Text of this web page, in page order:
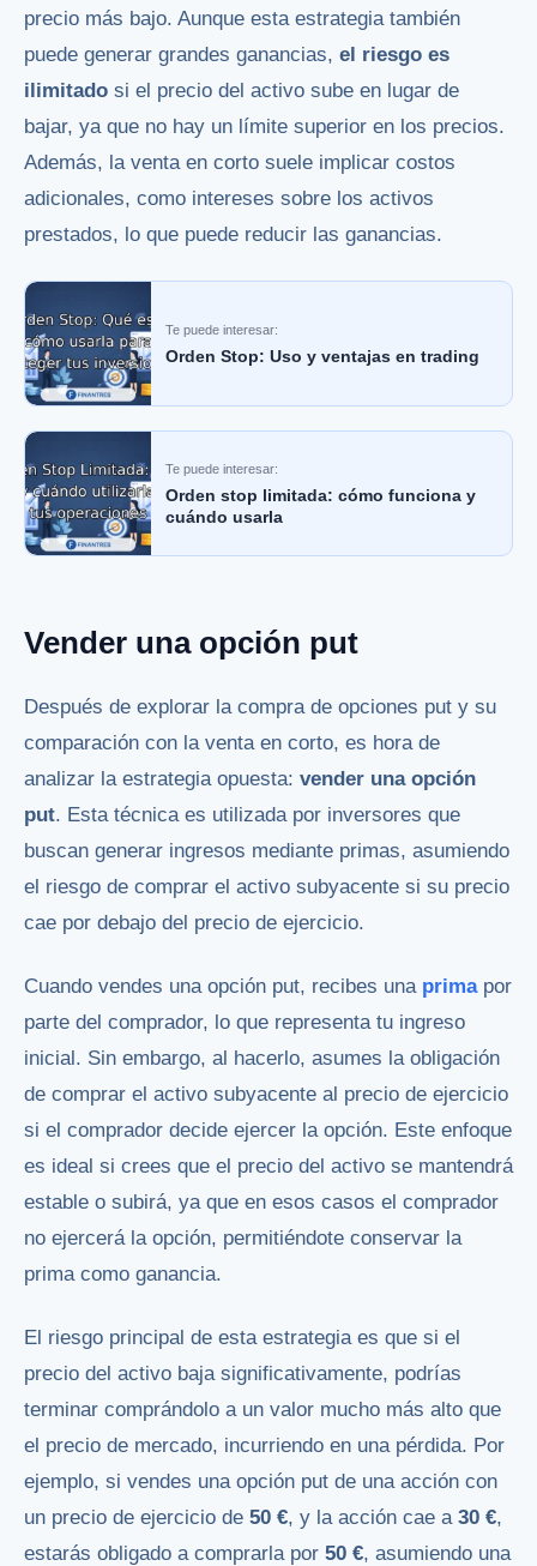
precio más bajo. Aunque esta estrategia también
puede generar grandes ganancias, el riesgo es
ilimitado si el precio del activo sube en lugar de
bajar, ya que no hay un límite superior en los precios.
Además, la venta en corto suele implicar costos
adicionales, como intereses sobre los activos
prestados, lo que puede reducir las ganancias.
Te puede interesar:
Orden Stop: Uso y ventajas en trading
Te puede interesar:
Orden stop limitada: cómo funciona y
cuándo usarla
Vender una opción put
Después de explorar la compra de opciones put y su
comparación con la venta en corto, es hora de
analizar la estrategia opuesta: vender una opción
put. Esta técnica es utilizada por inversores que
buscan generar ingresos mediante primas, asumiendo
el riesgo de comprar el activo subyacente si su precio
cae por debajo del precio de ejercicio.
Cuando vendes una opción put, recibes una primapor
parte del comprador, lo que representa tu ingreso
inicial. Sin embargo, al hacerlo, asumes la obligación
de comprar el activo subyacente al precio de ejercicio
si el comprador decide ejercer la opción. Este enfoque
es ideal si crees que el precio del activo se mantendrá
estable o subirá, ya que en esos casos el comprador
no ejercerá la opción, permitiéndote conservar la
prima como ganancia.
El riesgo principal de esta estrategia es que si el
precio del activo baja significativamente, podrías
terminar comprándolo a un valor mucho más alto que
el precio de mercado, incurriendo en una pérdida. Por
ejemplo, si vendes una opción put de una acción con
un precio de ejercicio de 50 €, y la acción cae a 30 €,
estarás obligado a comprarla por 50 €, asumiendo una